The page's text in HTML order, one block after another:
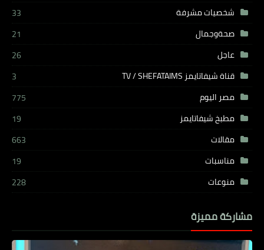
شخصيات مشرفة
33
صحةوجمال
21
عاجل
26
قناة شيفاتايمز TV / SHEFATAIMS
3
مصر اليوم
775
مطبخ شيفاتايمز
19
مقالات
663
مناسبات
19
منوعات
228
مشاركة مميزة